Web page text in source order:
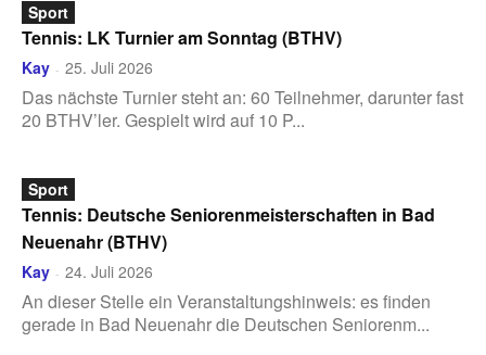
Sport
Tennis: LK Turnier am Sonntag (BTHV)
Kay - 25. Juli 2026
Das nächste Turnier steht an: 60 Teilnehmer, darunter fast
20 BTHV’ler. Gespielt wird auf 10 P...
Sport
Tennis: Deutsche Seniorenmeisterschaften in Bad
Neuenahr (BTHV)
Kay - 24. Juli 2026
An dieser Stelle ein Veranstaltungshinweis: es finden
gerade in Bad Neuenahr die Deutschen Seniorenm...